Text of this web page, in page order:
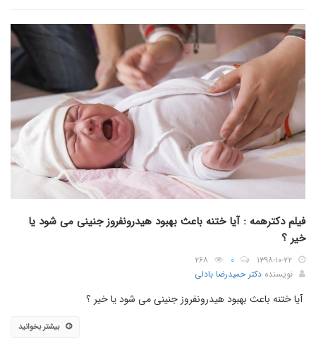
فیلم دکترهمه : آیا ختنه باعث بهبود هیدرونفروز جنینی می شود یا
خیر ؟
۱۳۹۸-۱۰-۲۲ ۰
۲۶۸
نویسنده دکتر حمیدرضا بادلی
آیا ختنه باعث بهبود هیدرونفروز جنینی می شود یا خیر ؟
بیشتر بخوانید